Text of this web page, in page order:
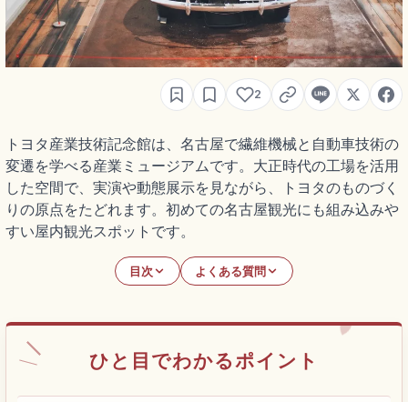
2
トヨタ産業技術記念館は、名古屋で繊維機械と自動車技術の
変遷を学べる産業ミュージアムです。大正時代の工場を活用
した空間で、実演や動態展示を見ながら、トヨタのものづく
りの原点をたどれます。初めての名古屋観光にも組み込みや
すい屋内観光スポットです。
目次 よくある質問
ひと目でわかるポイント